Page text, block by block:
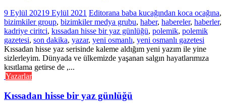
9 Eylül 20219 Eylül 2021 Editorana baba kucağından koca ocağına,
bizimkiler group, bizimkiler medya grubu, haber, habereler, haberler,
kadriye ciritci, kıssadan hisse bir yaz günlüğü, polemik, polemik
gazetesi, son dakika, yazar, yeni osmanlı, yeni osmanlı gazetesi
Kıssadan hisse yaz serisinde kaleme aldığım yeni yazım ile yine
sizlerleyim. Dünyada ve ülkemizde yaşanan salgın hayatlarımıza
kısıtlama getirse de ,...
Yazarlar
Kıssadan hisse bir yaz günlüğü